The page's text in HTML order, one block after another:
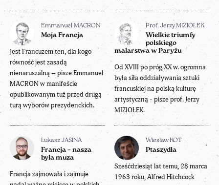
Emmanuel MACRON
Moja Francja
Jest Francuzem ten, dla kogo
równość jest zasadą
nienaruszalną – pisze Emmanuel
MACRON w manifeście
opublikowanym tuż przed drugą
turą wyborów prezydenckich.
Prof. Jerzy MIZIOŁEK
Wielkie triumfy
polskiego
malarstwa w Paryżu
Od XVIII po próg XX w. ogromna
była siła oddziaływania sztuki
francuskiej na polską kulturę
artystyczną - pisze prof. Jerzy
MIZIOŁEK.
Łukasz JASINA
Francja – nasza
była muza
Francja zajmowała i zajmuje
Wiesław KOT
Ptaszydła
Sześćdziesiąt lat temu, 28 marca
1963 roku, Alfred Hitchcock